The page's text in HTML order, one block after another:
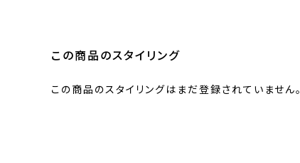
この商品のスタイリング
この商品のスタイリングはまだ登録されていません。